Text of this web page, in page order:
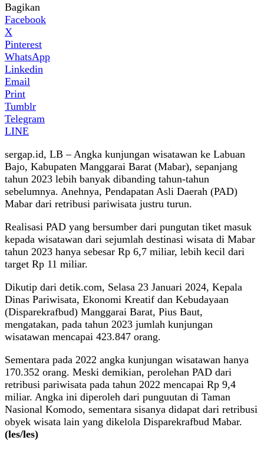
Bagikan
Facebook
X
Pinterest
WhatsApp
Linkedin
Email
Print
Tumblr
Telegram
LINE
sergap.id, LB – Angka kunjungan wisatawan ke Labuan
Bajo, Kabupaten Manggarai Barat (Mabar), sepanjang
tahun 2023 lebih banyak dibanding tahun-tahun
sebelumnya. Anehnya, Pendapatan Asli Daerah (PAD)
Mabar dari retribusi pariwisata justru turun.
Realisasi PAD yang bersumber dari pungutan tiket masuk
kepada wisatawan dari sejumlah destinasi wisata di Mabar
tahun 2023 hanya sebesar Rp 6,7 miliar, lebih kecil dari
target Rp 11 miliar.
Dikutip dari detik.com, Selasa 23 Januari 2024, Kepala
Dinas Pariwisata, Ekonomi Kreatif dan Kebudayaan
(Disparekrafbud) Manggarai Barat, Pius Baut,
mengatakan, pada tahun 2023 jumlah kunjungan
wisatawan mencapai 423.847 orang.
Sementara pada 2022 angka kunjungan wisatawan hanya
170.352 orang. Meski demikian, perolehan PAD dari
retribusi pariwisata pada tahun 2022 mencapai Rp 9,4
miliar. Angka ini diperoleh dari punguutan di Taman
Nasional Komodo, sementara sisanya didapat dari retribusi
obyek wisata lain yang dikelola Disparekrafbud Mabar.
(les/les)